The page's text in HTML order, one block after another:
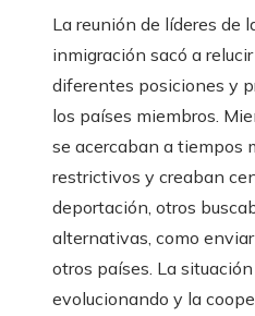
La reunión de líderes de
inmigración sacó a
diferentes posiciones y
los países miembros.
se acercaban a tiempos
restrictivos y creaban
deportación, otros
alternativas, como
otros países. La
evolucionando y la